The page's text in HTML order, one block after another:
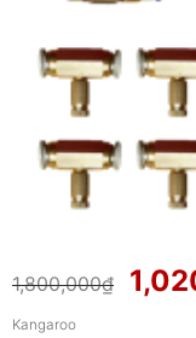
1,800,000₫
Giá
gốc
Kangaroo